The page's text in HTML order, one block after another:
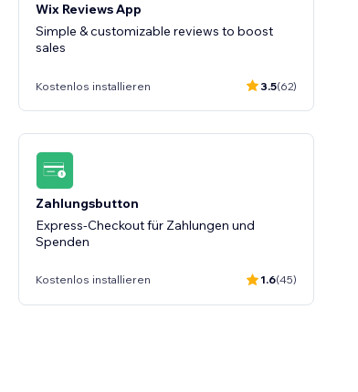
Wix Reviews App
Simple & customizable reviews to boost
Kostenlos installieren 3.5(62)
Zahlungsbutton
Express-Checkout für Zahlungen und
Spenden
Kostenlos installieren 1.6(45)